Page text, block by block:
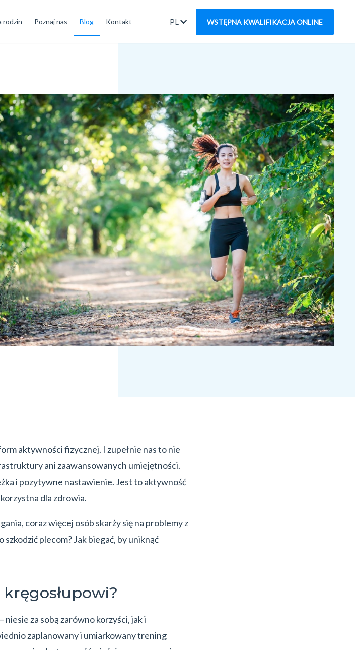
PL WSTĘPNA KWALIFIKACJA ONLINE
rodzin Poznaj nas Blog Kontakt
aktywności fizycznej. I zupełnie nas to nie
ani zaawansowanych umiejętności.
i pozytywne nastawienie. Jest to aktywność
dla zdrowia.
coraz więcej osób skarży się na problemy z
plecom? Jak biegać, by uniknąć
niesie za sobą zarówno korzyści, jak i
zaplanowany i umiarkowany trening